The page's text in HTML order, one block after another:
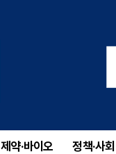
제약·바이오 정책·사회